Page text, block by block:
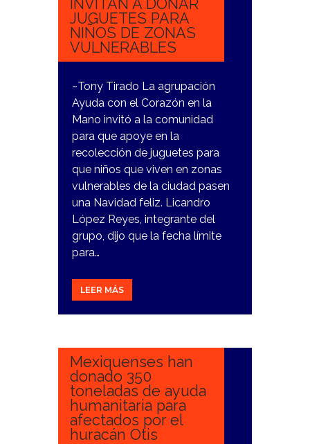
INVITAN A DONAR
JUGUETES PARA
NIÑOS DE ZONAS
VULNERABLES
~Tony Tirado La agrupación
Ayuda con el Corazón en la
Mano invitó a la comunidad
para que apoye en la
recolección de juguetes para
que niños que viven en zonas
vulnerables de la ciudad pasen
una Navidad feliz. Licandro
López Reyes, integrante del
grupo, dijo que la fecha límite
para…
LEER MÁS
9
Mexiquenses han
donado 350
toneladas de ayuda
humanitaria para
afectados por el
huracán Otis